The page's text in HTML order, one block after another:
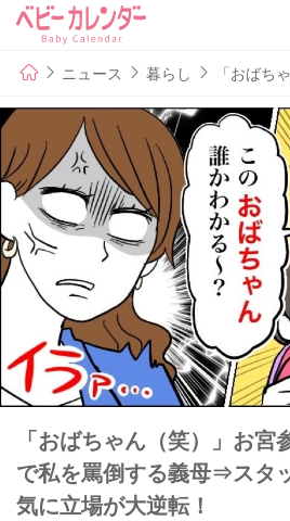
ニュース 暮らし 「おばち
「おばちゃん（笑）」お
で私を罵倒する義母⇒スタ
気に立場が大逆転！